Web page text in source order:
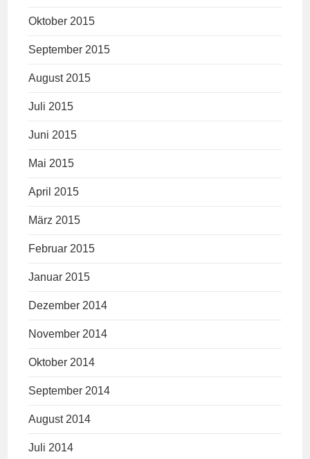
Oktober 2015
September 2015
August 2015
Juli 2015
Juni 2015
Mai 2015
April 2015
März 2015
Februar 2015
Januar 2015
Dezember 2014
November 2014
Oktober 2014
September 2014
August 2014
Juli 2014